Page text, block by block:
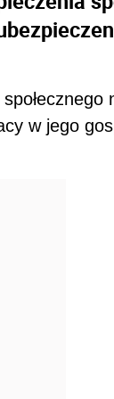
społecznego
w jego